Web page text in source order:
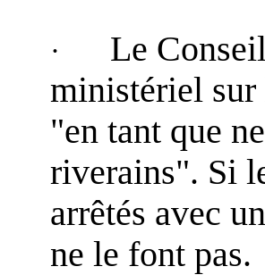
·
Le
ministériel sur
"en tant que
riverains". Si
arrêtés avec
ne le font pas.